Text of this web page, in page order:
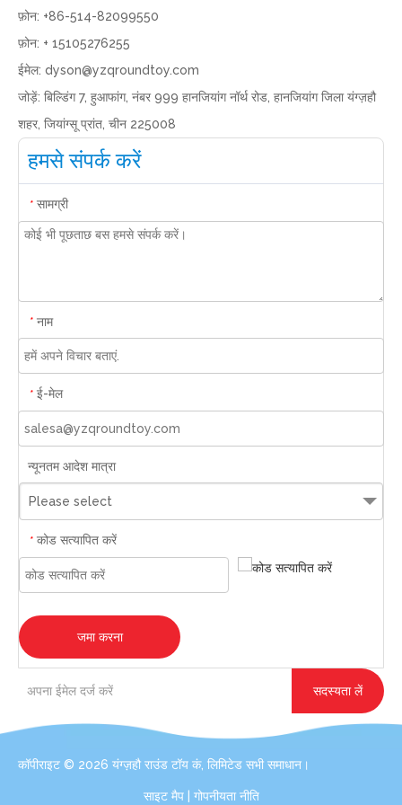
फ़ोन: +86-514-82099550
फ़ोन: + 15105276255
ईमेल: dyson@yzqroundtoy.com
जोड़ें: बिल्डिंग 7, हुआफांग, नंबर 999 हानजियांग नॉर्थ रोड, हानजियांग जिला यंग्ज़हौ
शहर, जियांग्सू प्रांत, चीन 225008
हमसे संपर्क करें
* सामग्री
* नाम
* ई-मेल
न्यूनतम आदेश मात्रा
Please select
* कोड सत्यापित करें
जमा करना
सदस्यता लें
कॉपीराइट © 2026 यंग्ज़हौ राउंड टॉय कं, लिमिटेड सभी समाधान।
साइट मैप| गोपनीयता नीति